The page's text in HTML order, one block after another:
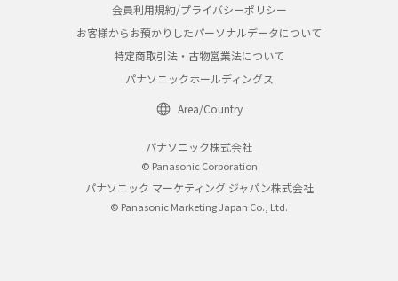
会員利用規約/プライバシーポリシー
お客様からお預かりしたパーソナルデータについて
特定商取引法・古物営業法について
パナソニックホールディングス
Area/Country
パナソニック株式会社
© Panasonic Corporation
パナソニック マーケティング ジャパン株式会社
© Panasonic Marketing Japan Co., Ltd.